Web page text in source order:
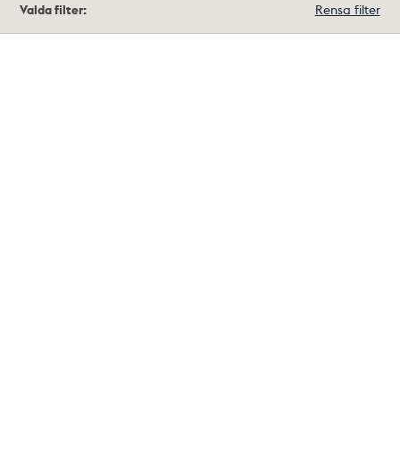
träffar
Valda filter: Rensa filter